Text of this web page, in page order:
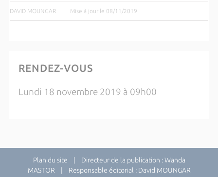
DAVID MOUNGAR | Mise à jour le 08/11/2019
RENDEZ-VOUS
Lundi 18 novembre 2019 à 09h00
Plan du site | Directeur de la publication : Wanda
MASTOR | Responsable éditorial : David MOUNGAR